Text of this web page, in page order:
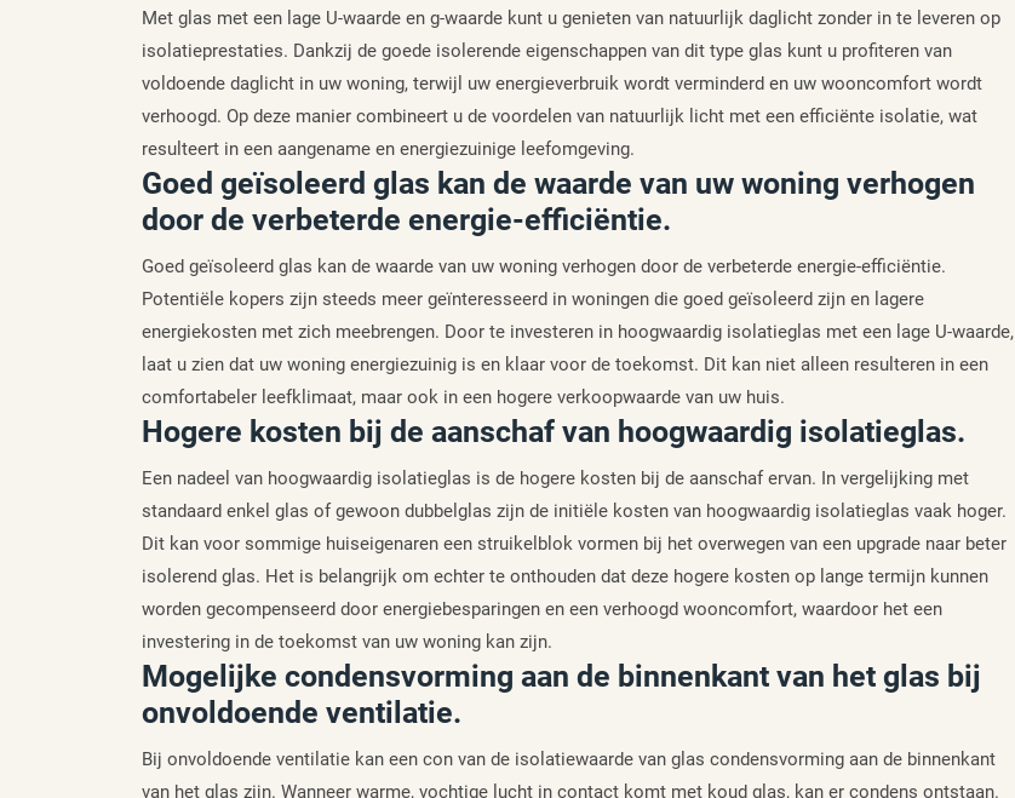
Met glas met een lage U-waarde en g-waarde kunt u genieten van natuurlijk daglicht zonder in te leveren op
isolatieprestaties. Dankzij de goede isolerende eigenschappen van dit type glas kunt u profiteren van
voldoende daglicht in uw woning, terwijl uw energieverbruik wordt verminderd en uw wooncomfort wordt
verhoogd. Op deze manier combineert u de voordelen van natuurlijk licht met een efficiënte isolatie, wat
resulteert in een aangename en energiezuinige leefomgeving.
Goed geïsoleerd glas kan de waarde van uw woning verhogen
door de verbeterde energie-efficiëntie.
Goed geïsoleerd glas kan de waarde van uw woning verhogen door de verbeterde energie-efficiëntie.
Potentiële kopers zijn steeds meer geïnteresseerd in woningen die goed geïsoleerd zijn en lagere
energiekosten met zich meebrengen. Door te investeren in hoogwaardig isolatieglas met een lage U-waarde,
laat u zien dat uw woning energiezuinig is en klaar voor de toekomst. Dit kan niet alleen resulteren in een
comfortabeler leefklimaat, maar ook in een hogere verkoopwaarde van uw huis.
Hogere kosten bij de aanschaf van hoogwaardig isolatieglas.
Een nadeel van hoogwaardig isolatieglas is de hogere kosten bij de aanschaf ervan. In vergelijking met
standaard enkel glas of gewoon dubbelglas zijn de initiële kosten van hoogwaardig isolatieglas vaak hoger.
Dit kan voor sommige huiseigenaren een struikelblok vormen bij het overwegen van een upgrade naar beter
isolerend glas. Het is belangrijk om echter te onthouden dat deze hogere kosten op lange termijn kunnen
worden gecompenseerd door energiebesparingen en een verhoogd wooncomfort, waardoor het een
investering in de toekomst van uw woning kan zijn.
Mogelijke condensvorming aan de binnenkant van het glas bij
onvoldoende ventilatie.
Bij onvoldoende ventilatie kan een con van de isolatiewaarde van glas condensvorming aan de binnenkant
van het glas zijn. Wanneer warme, vochtige lucht in contact komt met koud glas, kan er condens ontstaan.